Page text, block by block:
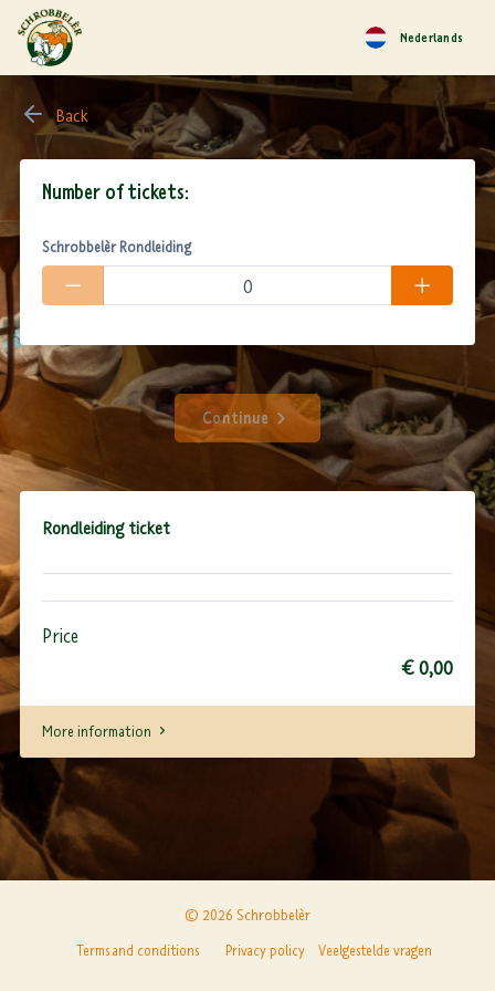
Nederlands
Back
Number of tickets:
Schrobbelèr Rondleiding
Continue
Rondleiding ticket
Price
€ 0,00
More information
© 2026 Schrobbelèr
Terms and conditions Privacy policy Veelgestelde vragen